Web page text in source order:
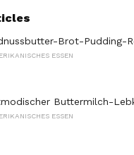
Brot-Pudding-
ESSEN
Buttermilch-
ESSEN